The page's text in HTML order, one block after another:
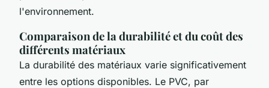
l'environnement.
Comparaison de la durabilité et du coût des
différents matériaux
La durabilité des matériaux varie significativement
entre les options disponibles. Le PVC, par